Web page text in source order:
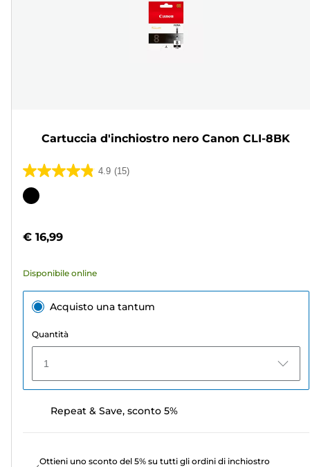
Cartuccia d'inchiostro nero Canon CLI-8BK
4.9 (15)
4.9
su
15
Cartuccia
€ 16,99
Disponibile online
Acquisto una tantum
Quantità
1
Repeat & Save, sconto 5%
Ottieni uno sconto del 5% su tutti gli ordini di inchiostro